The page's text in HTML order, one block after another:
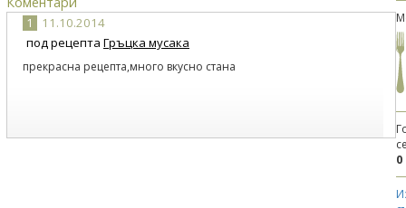
1
11.10.2014
под рецепта Гръцка мусака
прекрасна рецепта,много вкусно стана
0